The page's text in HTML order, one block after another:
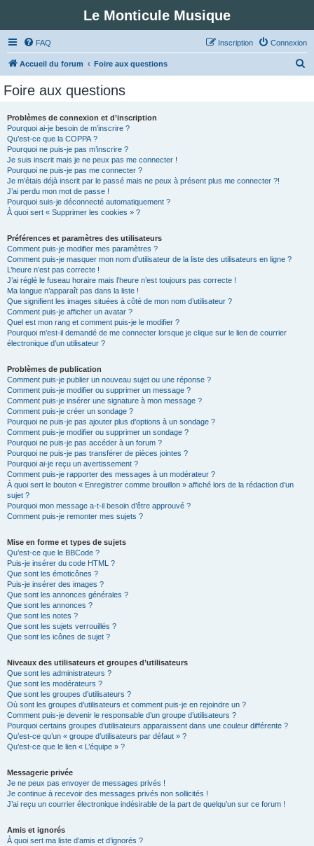
Le Monticule Musique
FAQ Connexion
Inscription
Accueil du forum Foire aux questions
Foire aux questions
Problèmes de connexion et d’inscription
Pourquoi ai-je besoin de m’inscrire ?
Qu’est-ce que la COPPA ?
Pourquoi ne puis-je pas m’inscrire ?
Je suis inscrit mais je ne peux pas me connecter !
Pourquoi ne puis-je pas me connecter ?
Je m’étais déjà inscrit par le passé mais ne peux à présent plus me connecter ?!
J’ai perdu mon mot de passe !
Pourquoi suis-je déconnecté automatiquement ?
À quoi sert « Supprimer les cookies » ?
Préférences et paramètres des utilisateurs
Comment puis-je modifier mes paramètres ?
Comment puis-je masquer mon nom d’utilisateur de la liste des utilisateurs en ligne ?
L’heure n’est pas correcte !
J’ai réglé le fuseau horaire mais l’heure n’est toujours pas correcte !
Ma langue n’apparaît pas dans la liste !
Que signifient les images situées à côté de mon nom d’utilisateur ?
Comment puis-je afficher un avatar ?
Quel est mon rang et comment puis-je le modifier ?
Pourquoi m’est-il demandé de me connecter lorsque je clique sur le lien de courrier
électronique d’un utilisateur ?
Problèmes de publication
Comment puis-je publier un nouveau sujet ou une réponse ?
Comment puis-je modifier ou supprimer un message ?
Comment puis-je insérer une signature à mon message ?
Comment puis-je créer un sondage ?
Pourquoi ne puis-je pas ajouter plus d’options à un sondage ?
Comment puis-je modifier ou supprimer un sondage ?
Pourquoi ne puis-je pas accéder à un forum ?
Pourquoi ne puis-je pas transférer de pièces jointes ?
Pourquoi ai-je reçu un avertissement ?
Comment puis-je rapporter des messages à un modérateur ?
À quoi sert le bouton « Enregistrer comme brouillon » affiché lors de la rédaction d’un
sujet ?
Pourquoi mon message a-t-il besoin d’être approuvé ?
Comment puis-je remonter mes sujets ?
Mise en forme et types de sujets
Qu’est-ce que le BBCode ?
Puis-je insérer du code HTML ?
Que sont les émoticônes ?
Puis-je insérer des images ?
Que sont les annonces générales ?
Que sont les annonces ?
Que sont les notes ?
Que sont les sujets verrouillés ?
Que sont les icônes de sujet ?
Niveaux des utilisateurs et groupes d’utilisateurs
Que sont les administrateurs ?
Que sont les modérateurs ?
Que sont les groupes d’utilisateurs ?
Où sont les groupes d’utilisateurs et comment puis-je en rejoindre un ?
Comment puis-je devenir le responsable d’un groupe d’utilisateurs ?
Pourquoi certains groupes d’utilisateurs apparaissent dans une couleur différente ?
Qu’est-ce qu’un « groupe d’utilisateurs par défaut » ?
Qu’est-ce que le lien « L’équipe » ?
Messagerie privée
Je ne peux pas envoyer de messages privés !
Je continue à recevoir des messages privés non sollicités !
J’ai reçu un courrier électronique indésirable de la part de quelqu’un sur ce forum !
Amis et ignorés
À quoi sert ma liste d’amis et d’ignorés ?